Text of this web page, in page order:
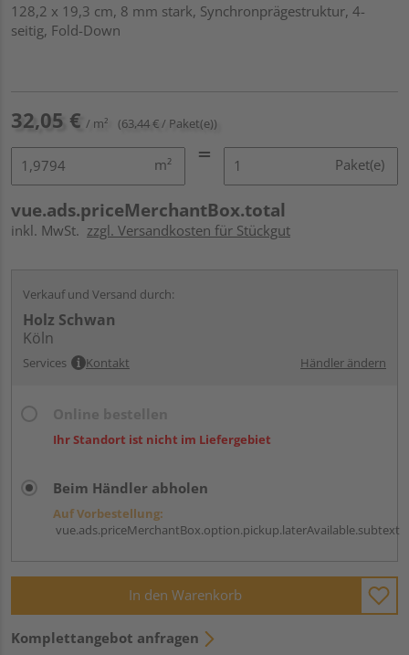
128,2 x 19,3 cm, 8 mm stark, Synchronprägestruktur, 4-
seitig, Fold-Down
32,05 € / m² (63,44 € / Paket(e))
m² Paket(e)
vue.ads.priceMerchantBox.total
inkl. MwSt. zzgl. Versandkosten für Stückgut
Verkauf und Versand durch:
Holz Schwan
Köln
Services Kontakt Händler ändern
Ihr Standort ist nicht im Liefergebiet
Beim Händler abholen
Auf Vorbestellung:
vue.ads.priceMerchantBox.option.pickup.laterAvailable.subtext
In den Warenkorb
Komplettangebot anfragen